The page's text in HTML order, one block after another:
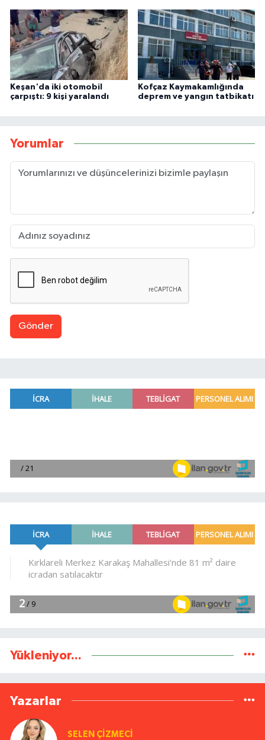
Keşan'da iki otomobil
çarpıştı: 9 kişi yaralandı
Kofçaz Kaymakamlığında
deprem ve yangın tatbikatı
Yorumlar
Gönder
Yükleniyor...
Yazarlar
SELEN ÇİZMECİ